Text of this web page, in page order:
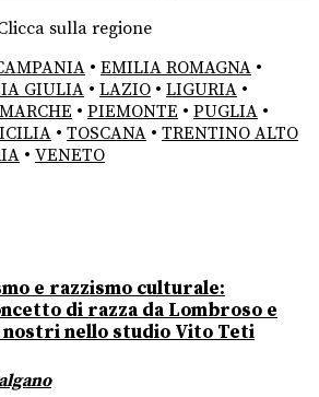
sulla regione
• EMILIA ROMAGNA •
GIULIA • LAZIO • LIGURIA •
MARCHE • PIEMONTE • PUGLIA •
• TOSCANA • TRENTINO ALTO
• VENETO
e razzismo culturale:
di razza da Lombroso e
nello studio Vito Teti